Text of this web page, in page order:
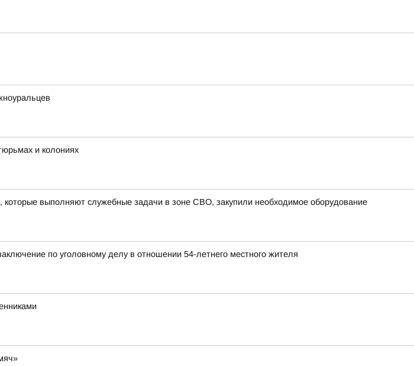
и колониях
выполняют служебные задачи в зоне СВО, закупили необходимое оборудование
по уголовному делу в отношении 54-летнего местного жителя